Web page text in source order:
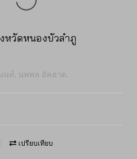
หวัดหนองบัวลำภู
นท์, นพพล อัคฮาด.
เปรียบเทียบ